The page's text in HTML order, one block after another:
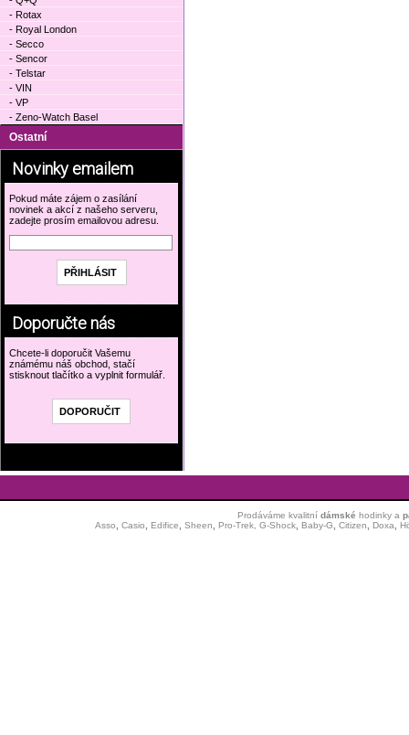
- Rotax
- Royal London
- Secco
- Sencor
- Telstar
- VIN
- VP
- Zeno-Watch Basel
Ostatní
Novinky emailem
Pokud máte zájem o zasílání
novinek a akcí z našeho serveru,
zadejte prosím emailovou adresu.
Doporučte nás
Chcete-li doporučit Vašemu
známému náš obchod, stačí
stisknout tlačítko a vyplnit formulář.
Prodáváme kvalitní dámské hodinkya
Asso
Casio Edifice Sheen Pro-Trek, G-Shock, Baby-G Citizen Doxa